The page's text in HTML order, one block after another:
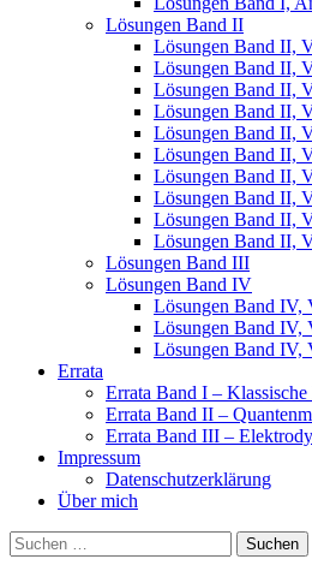
Lösungen Band II
Lösungen Band II,
Lösungen Band II,
Lösungen Band II,
Lösungen Band II,
Lösungen Band II,
Lösungen Band II,
Lösungen Band II,
Lösungen Band II,
Lösungen Band II,
Lösungen Band II,
Lösungen Band III
Lösungen Band IV
Lösungen Band IV,
Lösungen Band IV,
Lösungen Band IV,
Errata
Errata Band I –
Errata Band II –
Errata Band III –
Impressum
Datenschutzerklärung
Über mich
Suchen